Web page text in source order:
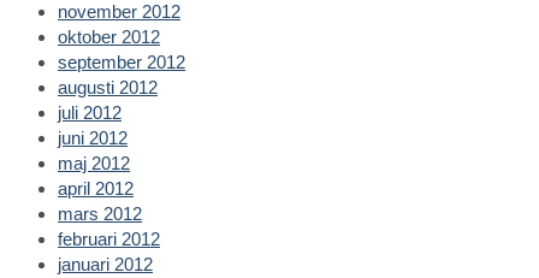
november 2012
oktober 2012
september 2012
augusti 2012
juli 2012
juni 2012
maj 2012
april 2012
mars 2012
februari 2012
januari 2012